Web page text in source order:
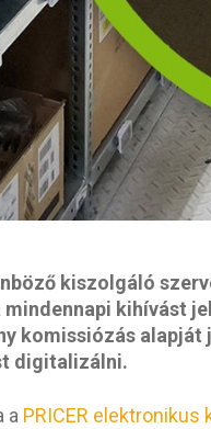
kiszolgáló
kihívást
komissiózás
digitalizálni.
a PRICER